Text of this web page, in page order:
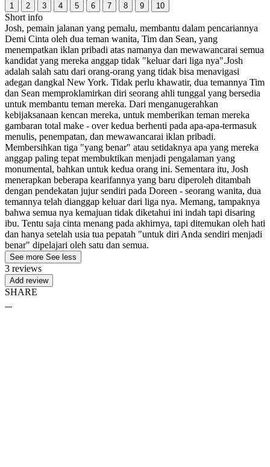
1 2 3 4 5 6 7 8 9 10
Short info
Josh, pemain jalanan yang pemalu, membantu dalam pencariannya
Demi Cinta oleh dua teman wanita, Tim dan Sean, yang
menempatkan iklan pribadi atas namanya dan mewawancarai semua
kandidat yang mereka anggap tidak "keluar dari liga nya".Josh
adalah salah satu dari orang-orang yang tidak bisa menavigasi
adegan dangkal New York. Tidak perlu khawatir, dua temannya Tim
dan Sean memproklamirkan diri seorang ahli tunggal yang bersedia
untuk membantu teman mereka. Dari menganugerahkan
kebijaksanaan kencan mereka, untuk memberikan teman mereka
gambaran total make - over kedua berhenti pada apa-apa-termasuk
menulis, penempatan, dan mewawancarai iklan pribadi.
Membersihkan tiga "yang benar" atau setidaknya apa yang mereka
anggap paling tepat membuktikan menjadi pengalaman yang
monumental, bahkan untuk kedua orang ini. Sementara itu, Josh
menerapkan beberapa kearifannya yang baru diperoleh ditambah
dengan pendekatan jujur sendiri pada Doreen - seorang wanita, dua
temannya telah dianggap keluar dari liga nya. Memang, tampaknya
bahwa semua nya kemajuan tidak diketahui ini indah tapi disaring
ibu. Tentu saja cinta menang pada akhirnya, tapi ditemukan oleh hati
dan hanya setelah usia tua pepatah "untuk diri Anda sendiri menjadi
benar" dipelajari oleh satu dan semua.
See more See less
3 reviews
Add review
SHARE